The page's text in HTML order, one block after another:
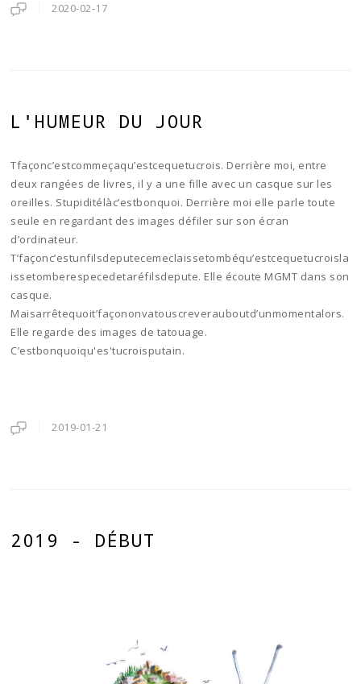
2020-02-17
L'HUMEUR DU JOUR
Tfaçonc’estcommeçaqu’estcequetucrois. Derrière moi, entre
deux rangées de livres, il y a une fille avec un casque sur les
oreilles. Stupiditélàc’estbonquoi. Derrière moi elle parle toute
seule en regardant des images défiler sur son écran
d’ordinateur.
T’façonc’estunfilsdeputecemeclaissetombéqu’estcequetucroisla
issetomberespecedetaréfilsdepute. Elle écoute MGMT dans son
casque.
Maisarrêtequoit’façononvatouscreverauboutd’unmomentalors.
Elle regarde des images de tatouage.
C’estbonquoiqu'es'tucroisputain.
2019-01-21
2019 - DÉBUT